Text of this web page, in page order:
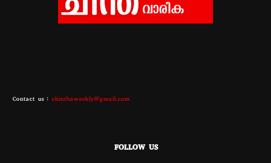
Contact us : chinthaweekly@gmail.com
FOLLOW US